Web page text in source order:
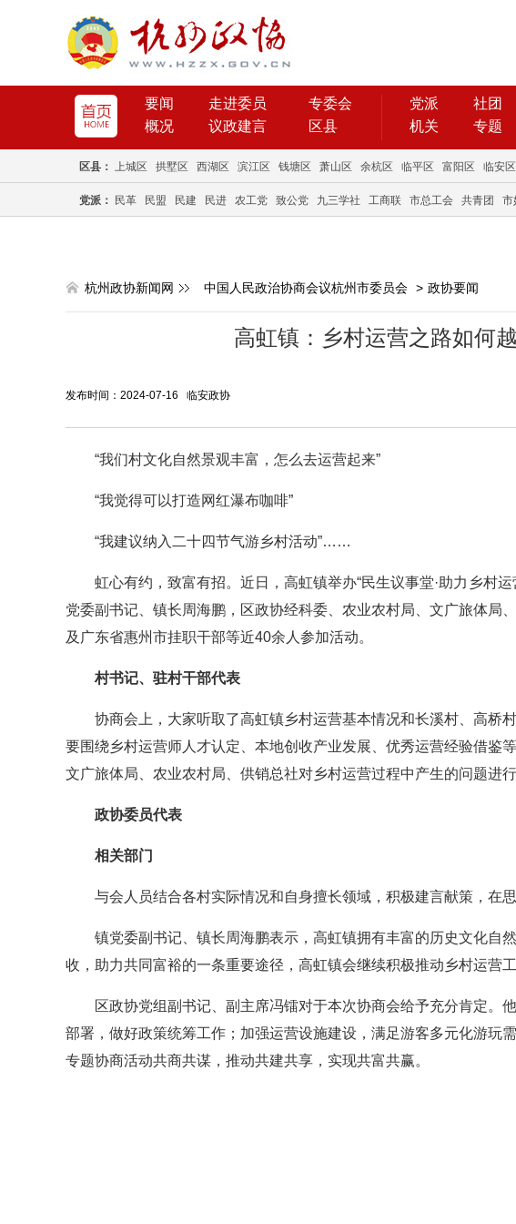
要闻 走进委员
专委会
概况
议政建言 区县
党派 社团
机关
专题
区县： 上城区 拱墅区 西湖区 滨江区 钱塘区 萧山区 余杭区 临平区 富阳区 临安区
党派： 民革 民盟 民建 民进 农工党 致公党 九三学社 工商联 市总工会 共青团 市
杭州政协新闻网 中国人民政治协商会议杭州市委员会 > 政协要闻
高虹镇：乡村运营之路如何
发布时间：2024-07-16 临安政协
“我们村文化自然景观丰富，怎么去运营起来”
“我觉得可以打造网红瀑布咖啡”
“我建议纳入二十四节气游乡村活动”……
虹心有约，致富有招。近日，高虹镇举办“民生议事堂·助力乡村
党委副书记、镇长周海鹏，区政协经科委、农业农村局、文广旅体局
及广东省惠州市挂职干部等近40余人参加活动。
村书记、驻村干部代表
协商会上，大家听取了高虹镇乡村运营基本情况和长溪村、高桥
要围绕乡村运营师人才认定、本地创收产业发展、优秀运营经验借鉴
文广旅体局、农业农村局、供销总社对乡村运营过程中产生的问题进行
政协委员代表
相关部门
与会人员结合各村实际情况和自身擅长领域，积极建言献策，在
镇党委副书记、镇长周海鹏表示，高虹镇拥有丰富的历史文化自
收，助力共同富裕的一条重要途径，高虹镇会继续积极推动乡村运营
区政协党组副书记、副主席冯镭对于本次协商会给予充分肯定。
部署，做好政策统筹工作；加强运营设施建设，满足游客多元化游玩
专题协商活动共商共谋，推动共建共享，实现共富共赢。